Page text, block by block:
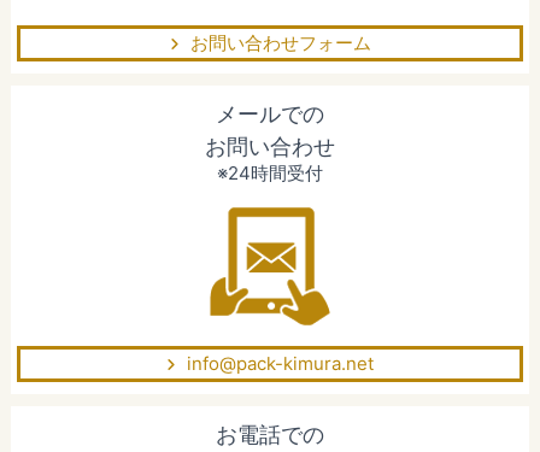
お問い合わせフォーム
メールでの
お問い合わせ
※24時間受付
info@pack-kimura.net
お電話での